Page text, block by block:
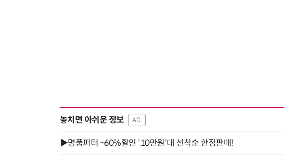
놓치면 아쉬운 정보 AD
▶명품퍼터 ~60%할인 '10만원'대 선착순 한정판매!